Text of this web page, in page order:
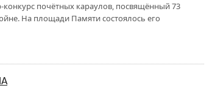
почётных караулов, посвящённый 73
На площади Памяти состоялось его